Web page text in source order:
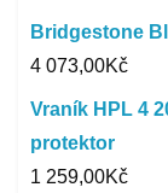
Bridgestone
4 073,00Kč
Vraník HPL 4
protektor
1 259,00Kč